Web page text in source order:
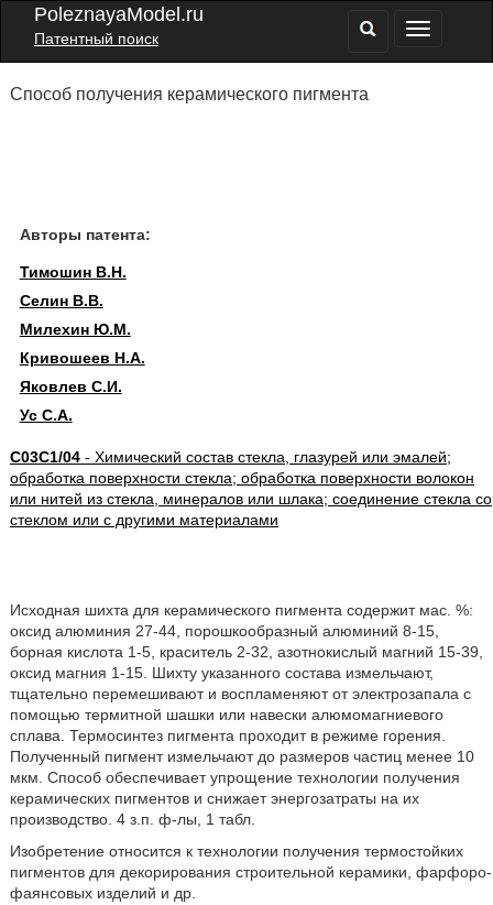
PoleznayaModel.ru
Патентный поиск
Способ получения керамического пигмента
Авторы патента:
Тимошин В.Н.
Селин В.В.
Милехин Ю.М.
Кривошеев Н.А.
Яковлев С.И.
Ус С.А.
C03C1/04- Химический состав стекла, глазурей или эмалей;
обработка поверхности стекла; обработка поверхности волокон
или нитей из стекла, минералов или шлака; соединение стекла со
стеклом или с другими материалами
Исходная шихта для керамического пигмента содержит мас. %:
оксид алюминия 27-44, порошкообразный алюминий 8-15,
борная кислота 1-5, краситель 2-32, азотнокислый магний 15-39,
оксид магния 1-15. Шихту указанного состава измельчают,
тщательно перемешивают и воспламеняют от электрозапала с
помощью термитной шашки или навески алюмомагниевого
сплава. Термосинтез пигмента проходит в режиме горения.
Полученный пигмент измельчают до размеров частиц менее 10
мкм. Способ обеспечивает упрощение технологии получения
керамических пигментов и снижает энергозатраты на их
производство. 4 з.п. ф-лы, 1 табл.
Изобретение относится к технологии получения термостойких
пигментов для декорирования строительной керамики, фарфоро-
фаянсовых изделий и др.